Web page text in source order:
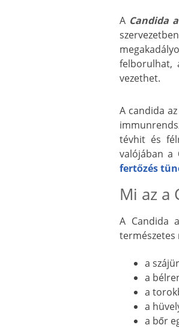
A Candida
felborulhat,
vezethet.
A candida
tévhit és
valójában a
fertőzés
Mi az a
A Candida
természetes
a
a
a
a
a bőr